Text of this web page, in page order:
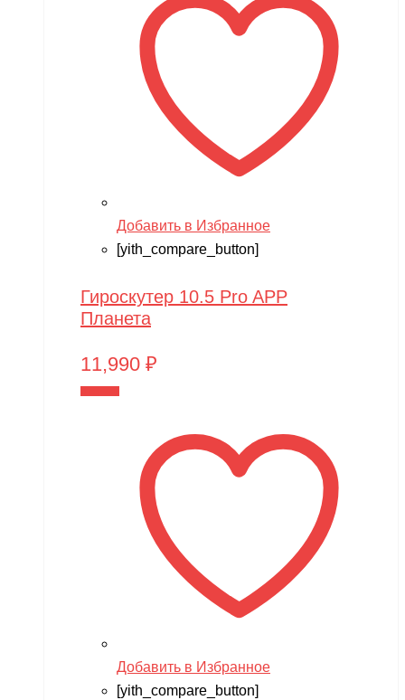
Добавить в Избранное
[yith_compare_button]
Гироскутер 10.5 Pro APP
Планета
11,990 ₽
Добавить в Избранное
[yith_compare_button]